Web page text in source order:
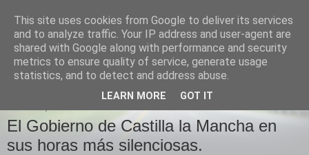
Izquierda Plural
Desde Cuenca para el mundo
El Gobierno de Castilla la Mancha en
sus horas más silenciosas.
This site uses cookies from Google to deliver its services
and to analyze traffic. Your IP address and user-agent are
shared with Google along with performance and security
metrics to ensure quality of service, generate usage
statistics, and to detect and address abuse.
LEARN MORE GOT IT